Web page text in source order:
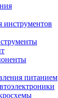
питанием